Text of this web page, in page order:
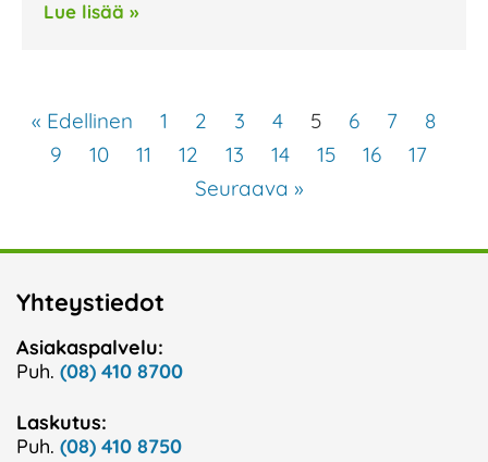
Lue lisää »
« Edellinen 1 2 3 4 5 6 7
8
9
10 11 12 13 14 15 16
17
Seuraava »
Yhteystiedot
Asiakaspalvelu:
Puh. (08) 410 8700
Laskutus:
Puh. (08) 410 8750